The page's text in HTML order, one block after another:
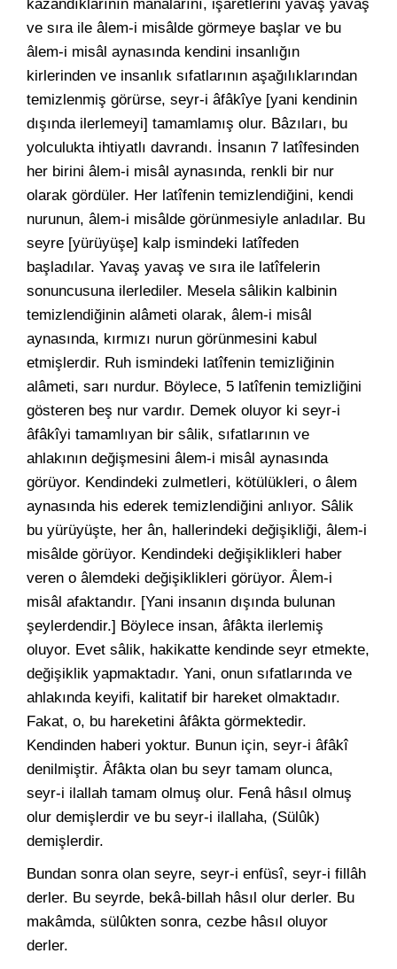
kazandıklarının mânâlarını, işaretlerini yavaş yavaş
ve sıra ile âlem-i misâlde görmeye başlar ve bu
âlem-i misâl aynasında kendini insanlığın
kirlerinden ve insanlık sıfatlarının aşağılıklarından
temizlenmiş görürse, seyr-i âfâkîye [yani kendinin
dışında ilerlemeyi] tamamlamış olur. Bâzıları, bu
yolculukta ihtiyatlı davrandı. İnsanın 7 latîfesinden
her birini âlem-i misâl aynasında, renkli bir nur
olarak gördüler. Her latîfenin temizlendiğini, kendi
nurunun, âlem-i misâlde görünmesiyle anladılar. Bu
seyre [yürüyüşe] kalp ismindeki latîfeden
başladılar. Yavaş yavaş ve sıra ile latîfelerin
sonuncusuna ilerlediler. Mesela sâlikin kalbinin
temizlendiğinin alâmeti olarak, âlem-i misâl
aynasında, kırmızı nurun görünmesini kabul
etmişlerdir. Ruh ismindeki latîfenin temizliğinin
alâmeti, sarı nurdur. Böylece, 5 latîfenin temizliğini
gösteren beş nur vardır. Demek oluyor ki seyr-i
âfâkîyi tamamlıyan bir sâlik, sıfatlarının ve
ahlakının değişmesini âlem-i misâl aynasında
görüyor. Kendindeki zulmetleri, kötülükleri, o âlem
aynasında his ederek temizlendiğini anlıyor. Sâlik
bu yürüyüşte, her ân, hallerindeki değişikliği, âlem-i
misâlde görüyor. Kendindeki değişiklikleri haber
veren o âlemdeki değişiklikleri görüyor. Âlem-i
misâl afaktandır. [Yani insanın dışında bulunan
şeylerdendir.] Böylece insan, âfâkta ilerlemiş
oluyor. Evet sâlik, hakikatte kendinde seyr etmekte,
değişiklik yapmaktadır. Yani, onun sıfatlarında ve
ahlakında keyifi, kalitatif bir hareket olmaktadır.
Fakat, o, bu hareketini âfâkta görmektedir.
Kendinden haberi yoktur. Bunun için, seyr-i âfâkî
denilmiştir. Âfâkta olan bu seyr tamam olunca,
seyr-i ilallah tamam olmuş olur. Fenâ hâsıl olmuş
olur demişlerdir ve bu seyr-i ilallaha, (Sülûk)
demişlerdir.
Bundan sonra olan seyre, seyr-i enfüsî, seyr-i fillâh
derler. Bu seyrde, bekâ-billah hâsıl olur derler. Bu
makâmda, sülûkten sonra, cezbe hâsıl oluyor
derler.